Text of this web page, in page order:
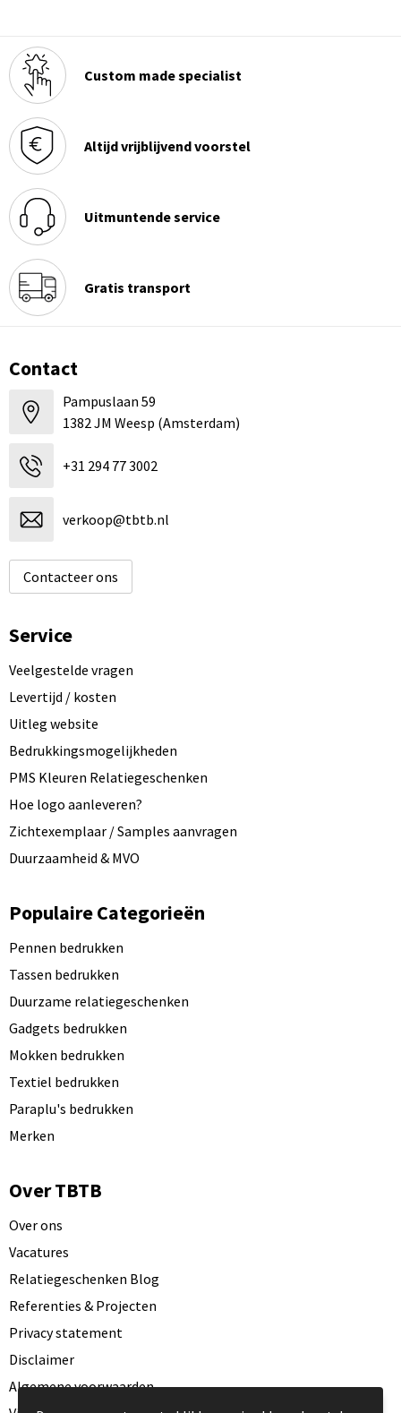
Custom made specialist
Altijd vrijblijvend voorstel
Uitmuntende service
Gratis transport
Contact
Pampuslaan 59
1382 JM Weesp (Amsterdam)
+31 294 77 3002
verkoop@tbtb.nl
Contacteer ons
Service
Veelgestelde vragen
Levertijd / kosten
Uitleg website
Bedrukkingsmogelijkheden
PMS Kleuren Relatiegeschenken
Hoe logo aanleveren?
Zichtexemplaar / Samples aanvragen
Duurzaamheid & MVO
Populaire Categorieën
Pennen bedrukken
Tassen bedrukken
Duurzame relatiegeschenken
Gadgets bedrukken
Mokken bedrukken
Textiel bedrukken
Paraplu's bedrukken
Merken
Over TBTB
Over ons
Vacatures
Relatiegeschenken Blog
Referenties & Projecten
Privacy statement
Disclaimer
Algemene voorwaarden